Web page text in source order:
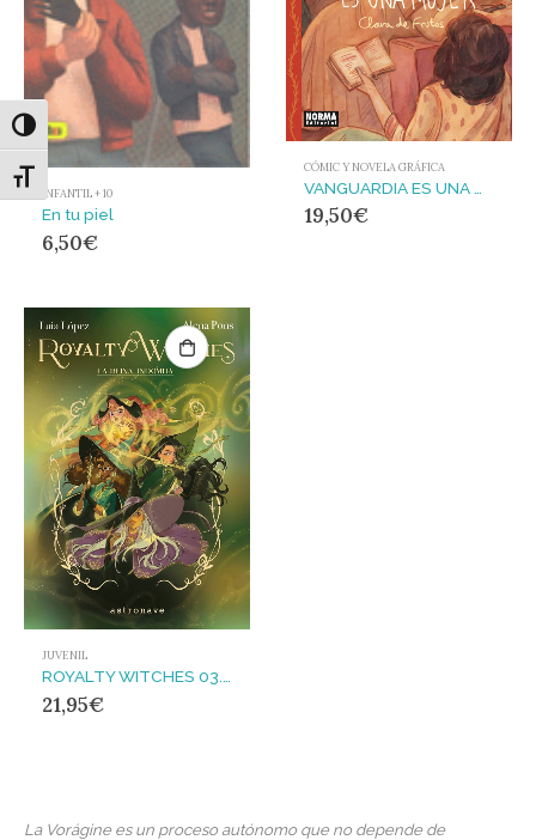
Alternar alto contraste
Alternar tamaño de letra
INFANTIL + 10
En tu piel
6,50€
CÓMIC Y NOVELA GRÁFICA
19,50€
JUVENIL
21,95€
La Vorágine es un proceso autónomo que no depende de